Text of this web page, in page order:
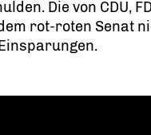
Die von CDU,
rot-roten Senat